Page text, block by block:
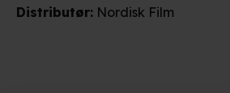
Distributør: Nordisk Film